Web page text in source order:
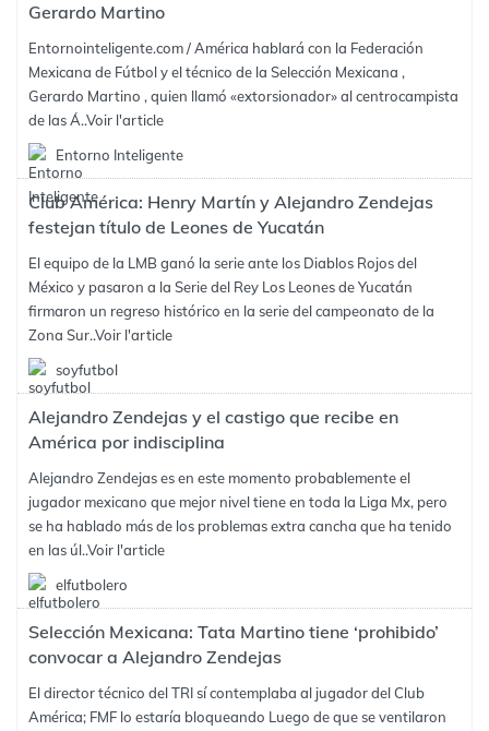
Gerardo Martino
Entornointeligente.com / América hablará con la Federación
Mexicana de Fútbol y el técnico de la Selección Mexicana ,
Gerardo Martino , quien llamó «extorsionador» al centrocampista
de las Á..Voir l'article
Entorno Inteligente
Club América: Henry Martín y Alejandro Zendejas
festejan título de Leones de Yucatán
El equipo de la LMB ganó la serie ante los Diablos Rojos del
México y pasaron a la Serie del Rey Los Leones de Yucatán
firmaron un regreso histórico en la serie del campeonato de la
Zona Sur..Voir l'article
soyfutbol
Alejandro Zendejas y el castigo que recibe en
América por indisciplina
Alejandro Zendejas es en este momento probablemente el
jugador mexicano que mejor nivel tiene en toda la Liga Mx, pero
se ha hablado más de los problemas extra cancha que ha tenido
en las úl..Voir l'article
elfutbolero
Selección Mexicana: Tata Martino tiene ‘prohibido’
convocar a Alejandro Zendejas
El director técnico del TRI sí contemplaba al jugador del Club
América; FMF lo estaría bloqueando Luego de que se ventilaron